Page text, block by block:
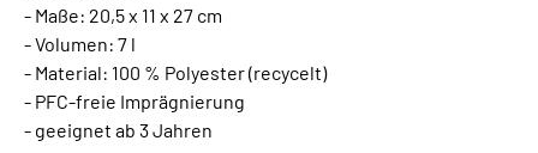
- Maße: 20,5 x 11 x 27 cm
- Volumen: 7 l
- Material: 100 % Polyester (recycelt)
- PFC-freie Imprägnierung
- geeignet ab 3 Jahren